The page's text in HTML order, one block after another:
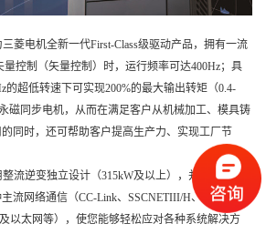
菱电机全新一代First-Class级驱动产品，拥有一流
控制（矢量控制）时，运行频率可达400Hz；具
的超低转速下可实现200%的最大输出转矩（0.4-
磁同步电机，从而在满足客户从机械加工、模具铸
同时，还可帮助客户提高生产力、实现工厂节
流逆变独立设计（315kW及以上），并增强了系
流网络通信（CC-Link、SSCNETIII/H、
以太网等），使您能够轻松应对各种系统解决方